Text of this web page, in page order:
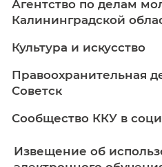
Новости
Калининградской
Агентство по
Калининградской
Советск